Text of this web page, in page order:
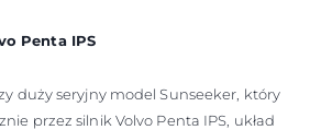
Penta IPS
duży seryjny model Sunseeker, który
przez silnik Volvo Penta IPS, układ